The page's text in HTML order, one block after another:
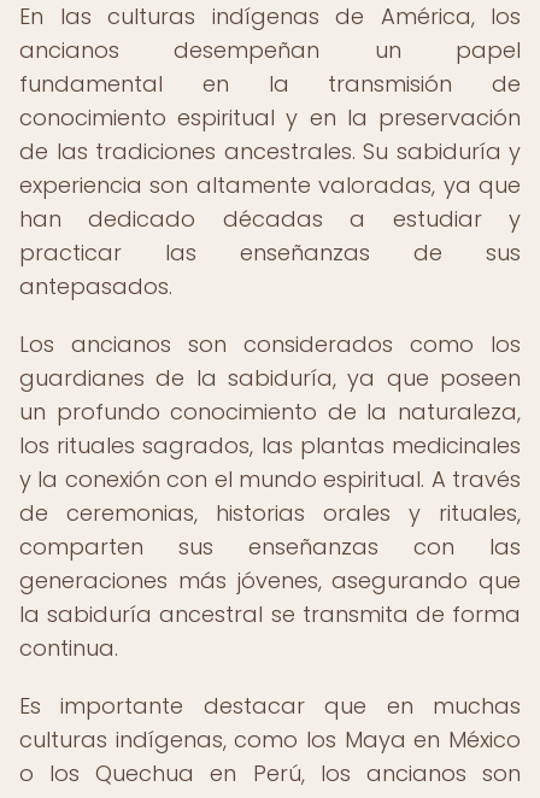
En las culturas indígenas de América, los
ancianos desempeñan un papel
fundamental en la transmisión de
conocimiento espiritual y en la preservación
de las tradiciones ancestrales. Su sabiduría y
experiencia son altamente valoradas, ya que
han dedicado décadas a estudiar y
practicar las enseñanzas de sus
antepasados.
Los ancianos son considerados como los
guardianes de la sabiduría, ya que poseen
un profundo conocimiento de la naturaleza,
los rituales sagrados, las plantas medicinales
y la conexión con el mundo espiritual. A través
de ceremonias, historias orales y rituales,
comparten sus enseñanzas con las
generaciones más jóvenes, asegurando que
la sabiduría ancestral se transmita de forma
continua.
Es importante destacar que en muchas
culturas indígenas, como los Maya en México
o los Quechua en Perú, los ancianos son